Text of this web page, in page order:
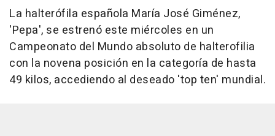
La halterófila española María José Giménez,
'Pepa', se estrenó este miércoles en un
Campeonato del Mundo absoluto de halterofilia
con la novena posición en la categoría de hasta
49 kilos, accediendo al deseado 'top ten' mundial.